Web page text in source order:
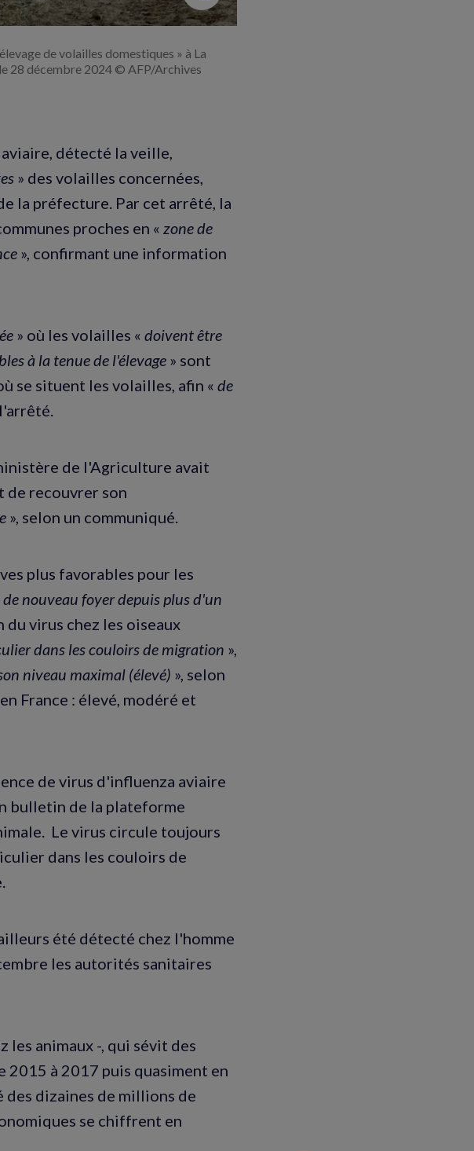
de volailles domestiques » à La
28 décembre 2024 © AFP/Archives
détecté la veille,
» des volailles concernées,
la préfecture. Par cet arrêté, la
proches en « zone de
», confirmant une information
» où les volailles « doivent être
à la tenue de l'élevage » sont
se situent les volailles, afin « de
de l'Agriculture avait
de recouvrer son
», selon un communiqué.
plus favorables pour les
de nouveau foyer depuis plus d'un
virus chez les oiseaux
dans les couloirs de migration »,
niveau maximal (élevé) », selon
France : élevé, modéré et
de virus d'influenza aviaire
bulletin de la plateforme
Le virus circule toujours
dans les couloirs de
été détecté chez l'homme
les autorités sanitaires
animaux -, qui sévit des
2015 à 2017 puis quasiment en
des dizaines de millions de
se chiffrent en